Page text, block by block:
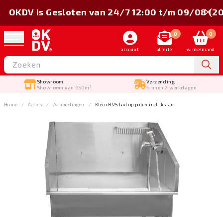
account
0
offerte
0
winkelmand
Showroom
Showroom van 650m²
Verzending
binnen 2 werkdagen
OKDV is Gesloten van 24/7 12:00 t/m 09/08
Home Acties Aanbiedingen Klein RVS bad op poten incl. kraan